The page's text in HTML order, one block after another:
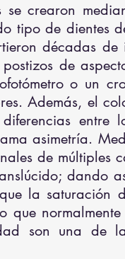
se crearon
tipo de dientes
décadas
de
o un
Además, el
asimetría.
de múltiples
dando
la saturación
son una de